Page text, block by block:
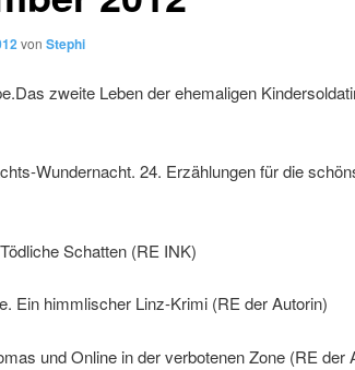
von Stephi
zweite Leben der ehemaligen
Wundernacht. 24. Erzählungen für die
Schatten (RE INK)
Ein himmlischer Linz-Krimi (RE der Autorin)
und Online in der verbotenen Zone (RE der